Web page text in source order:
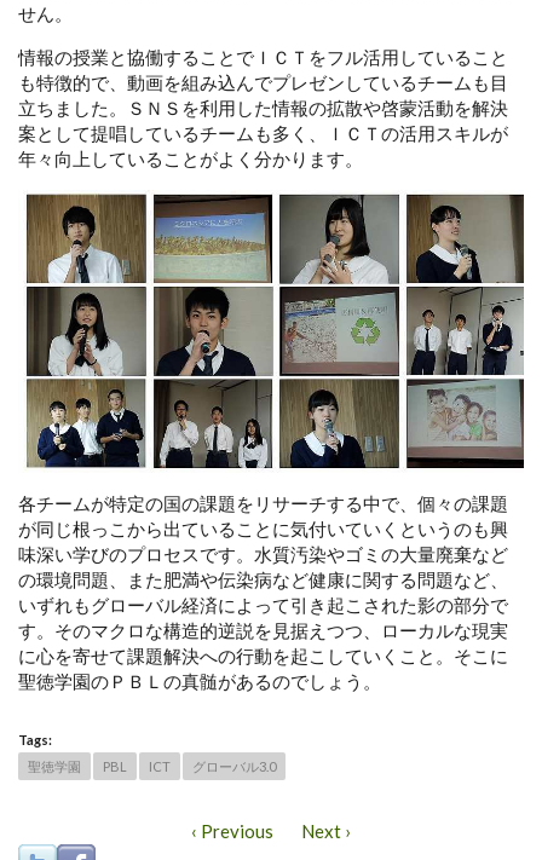
せん。
情報の授業と協働することでＩＣＴをフル活用していること
も特徴的で、動画を組み込んでプレゼンしているチームも目
立ちました。ＳＮＳを利用した情報の拡散や啓蒙活動を解決
案として提唱しているチームも多く、ＩＣＴの活用スキルが
年々向上していることがよく分かります。
各チームが特定の国の課題をリサーチする中で、個々の課題
が同じ根っこから出ていることに気付いていくというのも興
味深い学びのプロセスです。水質汚染やゴミの大量廃棄など
の環境問題、また肥満や伝染病など健康に関する問題など、
いずれもグローバル経済によって引き起こされた影の部分で
す。そのマクロな構造的逆説を見据えつつ、ローカルな現実
に心を寄せて課題解決への行動を起こしていくこと。そこに
聖徳学園のＰＢＬの真髄があるのでしょう。
Tags:
聖徳学園
PBL ICT グローバル3.0
‹ Previous Next ›